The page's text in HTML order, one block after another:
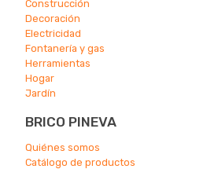
Construcción
Decoración
Electricidad
Fontanería y gas
Herramientas
Hogar
Jardín
BRICO PINEVA
Quiénes somos
Catálogo de productos